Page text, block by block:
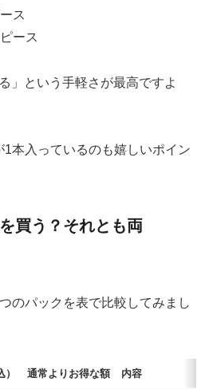
ス
ース
」という手軽さが最高ですよ
本入っているのも嬉しいポイン
買う？それとも両
のパックを表で比較してみまし
通常よりお得な額 内容